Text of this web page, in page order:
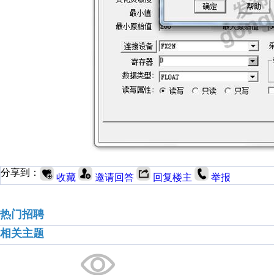
分享到： 收藏 邀请回答 回复楼主 举报
热门招聘
相关主题